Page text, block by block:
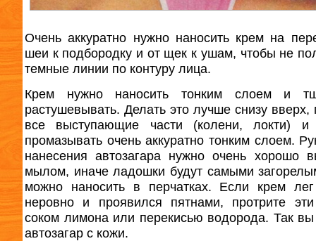
Очень аккуратно нужно наносить крем на
шеи к подбородку и от щек к ушам, чтобы не
темные линии по контуру лица.
Крем нужно наносить тонким слоем и
растушевывать. Делать это лучше снизу вверх,
все выступающие части (колени, локти) и
промазывать очень аккуратно тонким слоем.
нанесения автозагара нужно очень хорошо
мылом, иначе ладошки будут самыми
можно наносить в перчатках. Если крем
неровно и проявился пятнами, протрите эти
соком лимона или перекисью водорода. Так вы
автозагар с кожи.